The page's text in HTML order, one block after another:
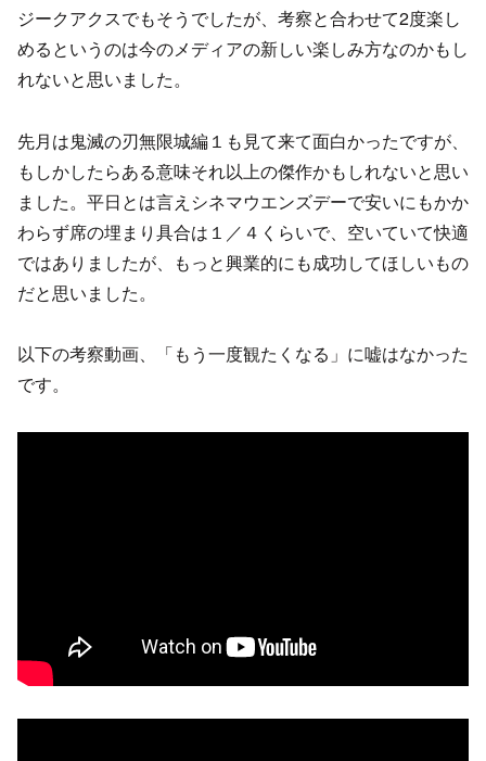
ジークアクスでもそうでしたが、考察と合わせて2度楽し
めるというのは今のメディアの新しい楽しみ方なのかもし
れないと思いました。
先月は鬼滅の刃無限城編１も見て来て面白かったですが、
もしかしたらある意味それ以上の傑作かもしれないと思い
ました。平日とは言えシネマウエンズデーで安いにもかか
わらず席の埋まり具合は１／４くらいで、空いていて快適
ではありましたが、もっと興業的にも成功してほしいもの
だと思いました。
以下の考察動画、「もう一度観たくなる」に嘘はなかった
です。